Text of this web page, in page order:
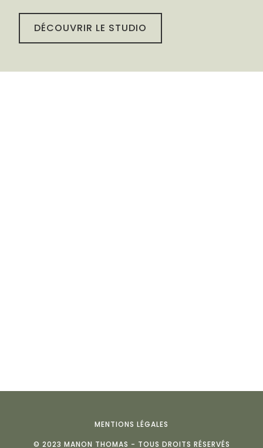
DÉCOUVRIR LE STUDIO
© 2023 MANON THOMAS - TOUS DROITS RÉSERVÉS
MENTIONS LÉGALES